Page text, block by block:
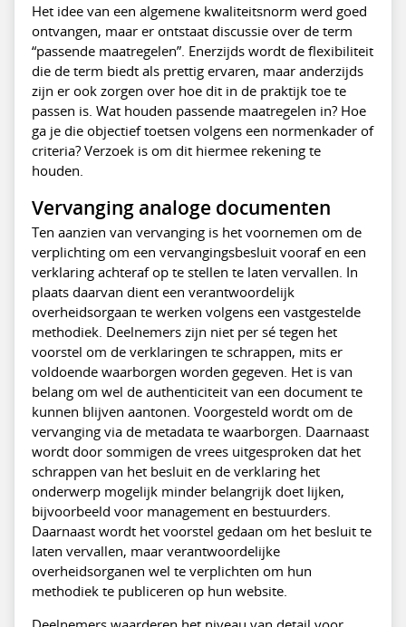
Het idee van een algemene kwaliteitsnorm werd goed
ontvangen, maar er ontstaat discussie over de term
“passende maatregelen”. Enerzijds wordt de flexibiliteit
die de term biedt als prettig ervaren, maar anderzijds
zijn er ook zorgen over hoe dit in de praktijk toe te
passen is. Wat houden passende maatregelen in? Hoe
ga je die objectief toetsen volgens een normenkader of
criteria? Verzoek is om dit hiermee rekening te
houden.
Vervanging analoge documenten
Ten aanzien van vervanging is het voornemen om de
verplichting om een vervangingsbesluit vooraf en een
verklaring achteraf op te stellen te laten vervallen. In
plaats daarvan dient een verantwoordelijk
overheidsorgaan te werken volgens een vastgestelde
methodiek. Deelnemers zijn niet per sé tegen het
voorstel om de verklaringen te schrappen, mits er
voldoende waarborgen worden gegeven. Het is van
belang om wel de authenticiteit van een document te
kunnen blijven aantonen. Voorgesteld wordt om de
vervanging via de metadata te waarborgen. Daarnaast
wordt door sommigen de vrees uitgesproken dat het
schrappen van het besluit en de verklaring het
onderwerp mogelijk minder belangrijk doet lijken,
bijvoorbeeld voor management en bestuurders.
Daarnaast wordt het voorstel gedaan om het besluit te
laten vervallen, maar verantwoordelijke
overheidsorganen wel te verplichten om hun
methodiek te publiceren op hun website.